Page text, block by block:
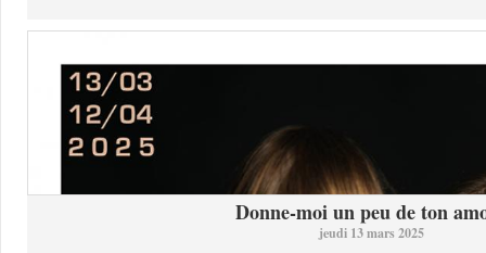
Donne-moi un peu de ton
jeudi 13 mars 2025